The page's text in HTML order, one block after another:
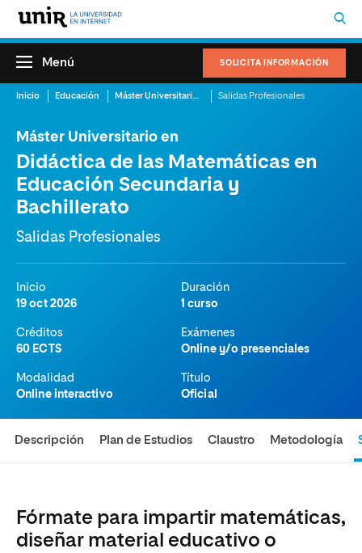
SOLICITA INFORMACIÓN
Menú
Inicio Educación Máster Universitario en Didáctica de las Matemáticas en Educación Secundaria y Bachillerato Salidas Profesionales
Máster Universitario en
Didáctica de las Matemáticas en
Educación Secundaria y
Bachillerato
Salidas Profesionales
Inicio
19 oct 2026
Duración
1 curso
Créditos
60 ECTS
Exámenes
Online y/o presenciales
Modalidad
Online interactivo
Título
Oficial
Descripción Plan de Estudios Claustro Metodología
Fórmate para impartir matemáticas,
diseñar material educativo o